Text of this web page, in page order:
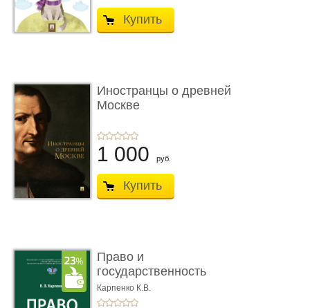
Купить
Иностранцы о древней
Москве
1 000 руб.
Купить
Право и
государственность
Древнего Двуречья. �
...
Карпенко К.В.